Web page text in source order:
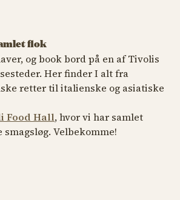
flok
og book bord på en af Tivolis
Her finder I alt fra
retter til italienske og asiatiske
Food Hall, hvor vi har samlet
Velbekomme!
wagamama